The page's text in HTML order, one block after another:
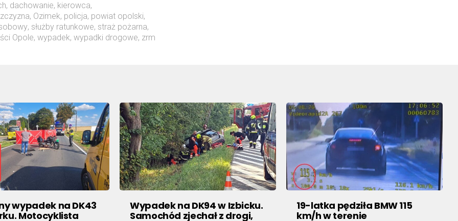
, dachowanie, kierowca,
, Ozimek, policja, powiat opolski,
, służby ratunkowe, straż pożarna,
Opole, wypadek, wypadki drogowe, zrm
wypadek na DK43
Motocyklista
Wypadek na DK94 w Izbicku.
Samochód zjechał z drogi,
19-latka pędziła BMW 115
km/h w terenie